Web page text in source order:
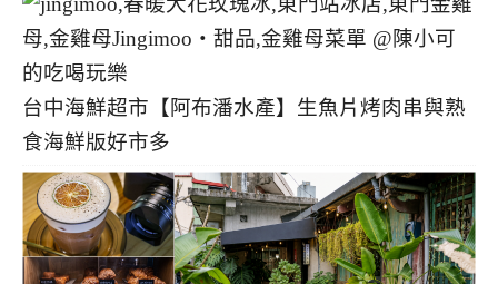
台中海鮮超市【阿布潘水產】生魚片烤肉串與熟
食海鮮版好市多